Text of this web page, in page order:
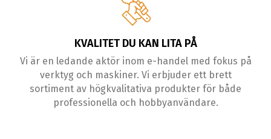
KVALITET DU KAN LITA PÅ
Vi är en ledande aktör inom e-handel med fokus på
verktyg och maskiner. Vi erbjuder ett brett
sortiment av högkvalitativa produkter för både
professionella och hobbyanvändare.